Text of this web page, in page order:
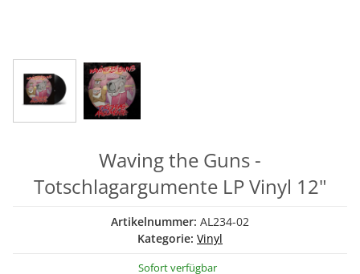
Waving the Guns -
Totschlagargumente LP Vinyl 12"
Artikelnummer: AL234-02
Kategorie: Vinyl
Sofort verfügbar